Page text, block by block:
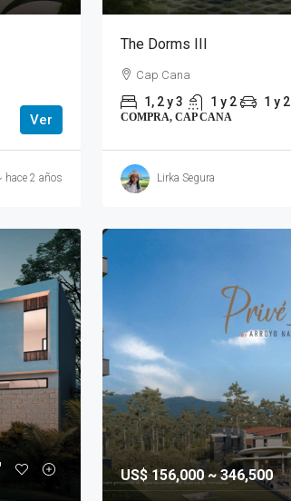
Ver
hace 2 años
The Dorms III
Cap Cana
1, 2 y 3 1 y 2 1 y 2
COMPRA, CAP CANA
Lirka Segura
US$ 156,000 ~ 346,500